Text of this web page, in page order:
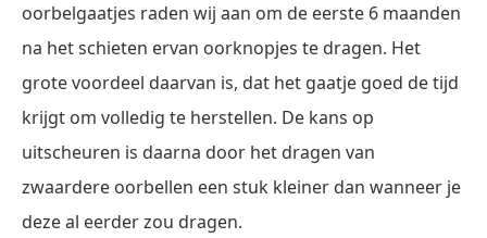
oorbelgaatjes raden wij aan om de eerste 6 maanden
na het schieten ervan oorknopjes te dragen. Het
grote voordeel daarvan is, dat het gaatje goed de tijd
krijgt om volledig te herstellen. De kans op
uitscheuren is daarna door het dragen van
zwaardere oorbellen een stuk kleiner dan wanneer je
deze al eerder zou dragen.